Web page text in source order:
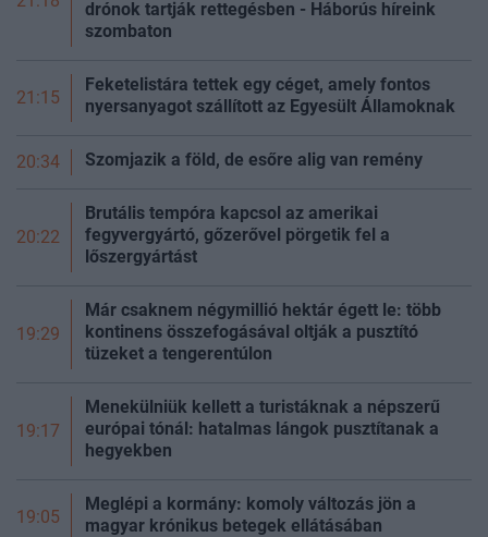
drónok tartják rettegésben - Háborús híreink
szombaton
21:15
Feketelistára tettek egy céget, amely fontos
nyersanyagot szállított az Egyesült Államoknak
20:34 Szomjazik a föld, de esőre alig van remény
20:22
Brutális tempóra kapcsol az amerikai
fegyvergyártó, gőzerővel pörgetik fel a
lőszergyártást
19:29
Már csaknem négymillió hektár égett le: több
kontinens összefogásával oltják a pusztító
tüzeket a tengerentúlon
19:17
Menekülniük kellett a turistáknak a népszerű
európai tónál: hatalmas lángok pusztítanak a
hegyekben
19:05
Meglépi a kormány: komoly változás jön a
magyar krónikus betegek ellátásában